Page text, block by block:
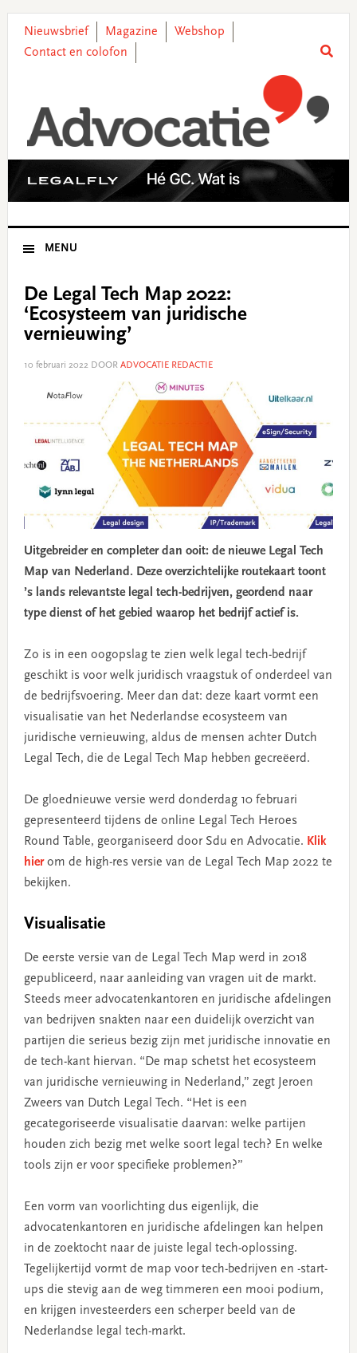
primary
main
primary
footer
Nieuwsbrief Magazine
Webshop
Contact en colofon
MENU
De Legal Tech Map 2022:
‘Ecosysteem van juridische
vernieuwing’
10 februari 2022DOOR ADVOCATIE REDACTIE
Uitgebreider en completer dan ooit: de nieuwe Legal Tech
Map van Nederland. Deze overzichtelijke routekaart toont
’s lands relevantste legal tech-bedrijven, geordend naar
type dienst of het gebied waarop het bedrijf actief is.
Zo is in een oogopslag te zien welk legal tech-bedrijf
geschikt is voor welk juridisch vraagstuk of onderdeel van
de bedrijfsvoering. Meer dan dat: deze kaart vormt een
visualisatie van het Nederlandse ecosysteem van
juridische vernieuwing, aldus de mensen achter Dutch
Legal Tech, die de Legal Tech Map hebben gecreëerd.
De gloednieuwe versie werd donderdag 10 februari
gepresenteerd tijdens de online Legal Tech Heroes
Round Table, georganiseerd door Sdu en Advocatie. Klik
hierom de high-res versie van de Legal Tech Map 2022 te
bekijken.
Visualisatie
De eerste versie van de Legal Tech Map werd in 2018
gepubliceerd, naar aanleiding van vragen uit de markt.
Steeds meer advocatenkantoren en juridische afdelingen
van bedrijven snakten naar een duidelijk overzicht van
partijen die serieus bezig zijn met juridische innovatie en
de tech-kant hiervan. “De map schetst het ecosysteem
van juridische vernieuwing in Nederland,” zegt Jeroen
Zweers van Dutch Legal Tech. “Het is een
gecategoriseerde visualisatie daarvan: welke partijen
houden zich bezig met welke soort legal tech? En welke
tools zijn er voor specifieke problemen?”
Een vorm van voorlichting dus eigenlijk, die
advocatenkantoren en juridische afdelingen kan helpen
in de zoektocht naar de juiste legal tech-oplossing.
Tegelijkertijd vormt de map voor tech-bedrijven en -start-
ups die stevig aan de weg timmeren een mooi podium,
en krijgen investeerders een scherper beeld van de
Nederlandse legal tech-markt.